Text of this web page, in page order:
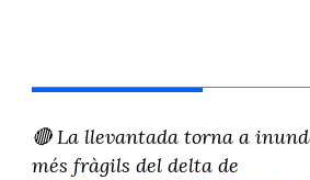
🔴 La llevantada torna a
més fràgils del delta de